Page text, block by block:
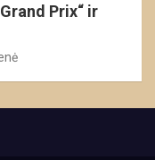
Prix“ ir